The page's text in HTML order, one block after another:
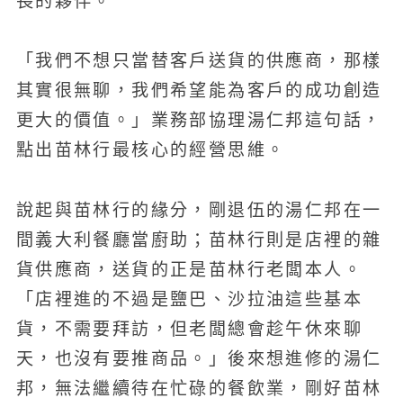
「我們不想只當替客戶送貨的供應商，那樣
其實很無聊，我們希望能為客戶的成功創造
更大的價值。」業務部協理湯仁邦這句話，
點出苗林行最核心的經營思維。
說起與苗林行的緣分，剛退伍的湯仁邦在一
間義大利餐廳當廚助；苗林行則是店裡的雜
貨供應商，送貨的正是苗林行老闆本人。
「店裡進的不過是鹽巴、沙拉油這些基本
貨，不需要拜訪，但老闆總會趁午休來聊
天，也沒有要推商品。」後來想進修的湯仁
邦，無法繼續待在忙碌的餐飲業，剛好苗林